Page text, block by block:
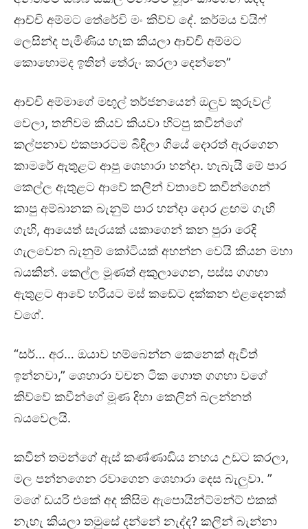
ආච්චි අම්මට තේරේවි මං කිව්ව දේ. කර්මය වයිෆ්
ලෙසින්ද පැමිණිය හැක කියලා ආච්චි අම්මට
කොහොමද ඉතින් තේරුං කරලා දෙන්නෙ”
ආච්චි අම්මාගේ මඟුල් තර්ජනයෙන් ඔලුව කුරුවල්
වෙලා, තනිවම කියව කියවා හිටපු කවීන්ගේ
කල්පනාව එකපාරටම බිඳිලා ගියේ දොරත් ඇරගෙන
කාමරේ ඇතුළට ආපු ශෙහාරා හන්දා. හැබැයි මේ පාර
කෙල්ල ඇතුළට ආවේ කලින් වතාවේ කවීන්ගෙන්
කාපු අම්බානක බැනුම් පාර හන්දා දොර ළඟම ගැහි
ගැහි, ආයෙත් සැරයක් යකාගෙන් කන පුරා රෙදි
ගැලවෙන බැනුම් කෝටියක් අහන්න වෙයි කියන මහා
බයකින්. කෙල්ල මූණත් අකුලාගෙන, පස්ස ගගහා
ඇතුළට ආවේ හරියට මස් කඩේට දක්කන එළදෙනක්
වගේ.
“සර්… අර… ඔයාව හම්බෙන්න කෙනෙක් ඇවිත්
ඉන්නවා,” ශෙහාරා වචන ටික ගොත ගගහා වගේ
කිව්වේ කවීන්ගේ මූණ දිහා කෙලින් බලන්නත්
බයවෙලයි.
කවීන් තමන්ගේ ඇස් කණ්ණාඩිය නහය උඩට කරලා,
මල පන්නගෙන රවාගෙන ශෙහාරා දෙස බැලුවා. ”
මගේ ඩයරි එකේ අද කිසිම ඇපොයින්ට්මන්ට් එකක්
නැහැ කියලා තමුසේ දන්නේ නැද්ද? කලින් බැන්නා